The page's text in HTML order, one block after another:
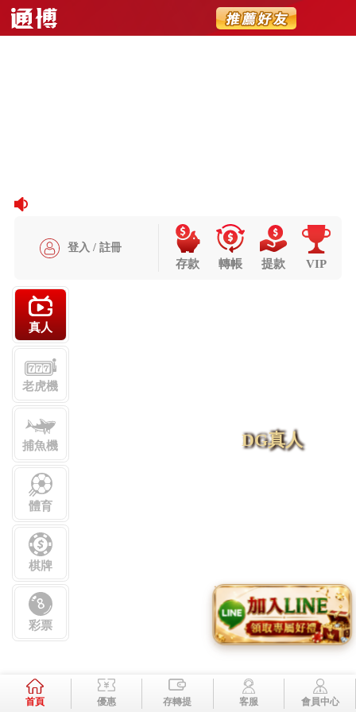
登入 / 註冊
存款 轉帳 提款 VIP
真人
老虎機
捕魚機
體育
棋牌
彩票
DG真人
歐博真人
首頁 優惠 存轉提 客服 會員中心